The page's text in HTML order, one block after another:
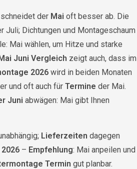
der Mai oft besser ab. Die
Dichtungen und Montageschaum
Mai wählen, um Hitze und starke
Juni Vergleich zeigt auch, dass im
2026 wird in beiden Monaten
und oft auch für Termine der Mai.
Juni abwägen: Mai gibt Ihnen
Lieferzeiten dagegen
– Empfehlung: Mai anpeilen und
Termin gut planbar.